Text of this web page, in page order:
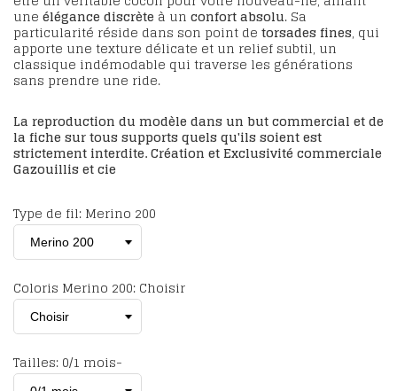
une élégance discrète à un confort absolu. Sa
particularité réside dans son point de torsades fines, qui
apporte une texture délicate et un relief subtil, un
classique indémodable qui traverse les générations
sans prendre une ride.
La reproduction du modèle dans un but commercial et de
la fiche sur tous supports quels qu'ils soient est
strictement interdite. Création et Exclusivité commerciale
Gazouillis et cie
Type de fil: Merino 200
Coloris Merino 200: Choisir
Tailles: 0/1 mois-